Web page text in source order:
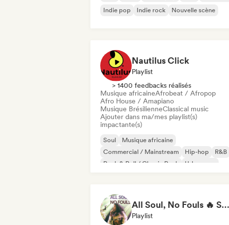
Indie pop
Indie rock Nouvelle scène
Nautilus Click
Playlist
> 1400 feedbacks réalisés
Musique africaineAfrobeat / Afropop
Afro House / Amapiano
Musique BrésilienneClassical music
Ajouter dans ma/mes playlist(s)
impactante(s)
Soul
Musique africaine
Commercial / Mainstream
Hip-hop
R&B
Rock & Roll / Classic Rock
Urban pop
All Soul, No Fouls 🔥 Smooth Contemporary R&B & Neo Soul
Playlist